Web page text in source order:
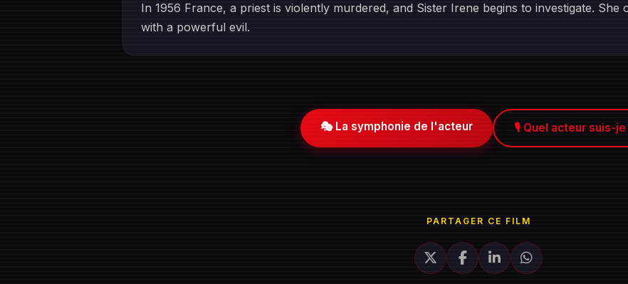
In 1956 France, a priest is violently murdered, and Sister Irene begins to investigate.
with a powerful evil.
🎭 La symphonie de l'acteur 🎙️ Quel acteur suis-je
PARTAGER CE FILM